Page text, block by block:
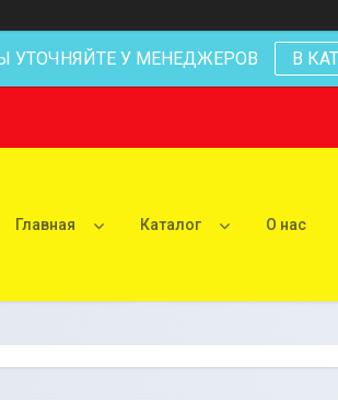
УТОЧНЯЙТЕ У МЕНЕДЖЕРОВ В
Главная Каталог О нас